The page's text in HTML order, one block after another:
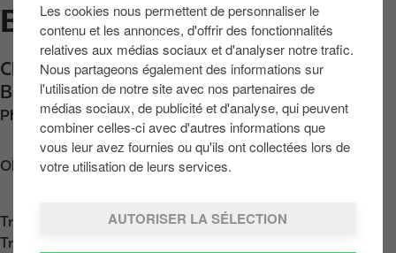
Les cookies nous permettent de personnaliser le
contenu et les annonces, d'offrir des fonctionnalités
relatives aux médias sociaux et d'analyser notre trafic.
Nous partageons également des informations sur
l'utilisation de notre site avec nos partenaires de
médias sociaux, de publicité et d'analyse, qui peuvent
combiner celles-ci avec d'autres informations que
vous leur avez fournies ou qu'ils ont collectées lors de
votre utilisation de leurs services.
AUTORISER LA SÉLECTION
c
o
n
t
e
n
p
n
c
BRAIVES
Chaussée de Tirlemont 7,Braives,BE-4260
BE
Phone: +32477833175
Obtenir l'itinéraire
Trouvez nous surApp Store
Trouvez nous sur